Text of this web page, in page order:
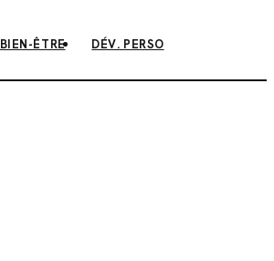
BIEN-ÊTRE DÉV. PERSO